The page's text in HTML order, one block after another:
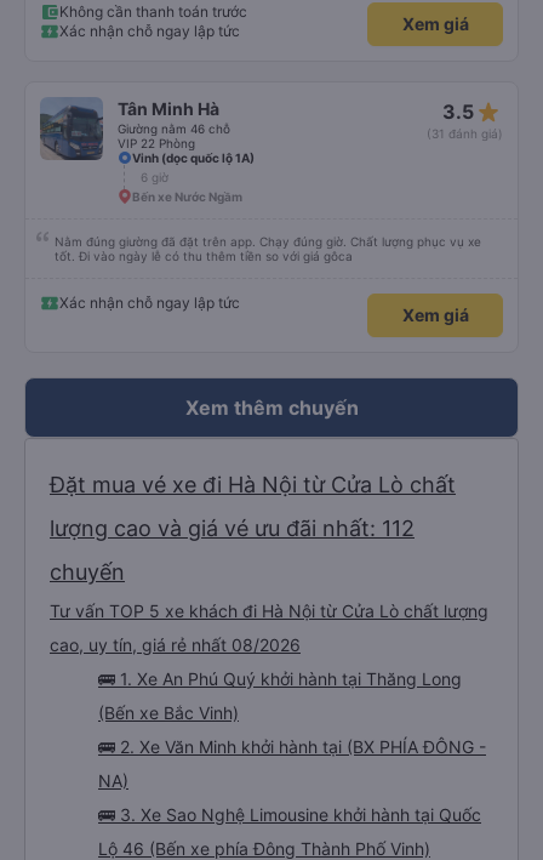
Không cần thanh toán trước
Xác nhận chỗ ngay lập tức
Xem giá
Tân Minh Hà
Giường nằm 46 chỗ
VIP 22 Phòng
3.5 star_rate
(31 đánh giá)
Vinh (dọc quốc lộ 1A)
6 giờ
Bến xe Nước Ngầm
Nằm đúng giường đã đặt trên app. Chạy đúng giờ. Chất lượng phục vụ xe
tốt. Đi vào ngày lễ có thu thêm tiền so với giá gôca
Xác nhận chỗ ngay lập tức
Xem giá
Xem thêm chuyến
Đặt mua vé xe đi Hà Nội từ Cửa Lò chất
lượng cao và giá vé ưu đãi nhất: 112
chuyến
Tư vấn TOP 5 xe khách đi Hà Nội từ Cửa Lò chất lượng
cao, uy tín, giá rẻ nhất 08/2026
🚌 1. Xe An Phú Quý khởi hành tại Thăng Long
(Bến xe Bắc Vinh)
🚌 2. Xe Văn Minh khởi hành tại (BX PHÍA ĐÔNG -
NA)
🚌 3. Xe Sao Nghệ Limousine khởi hành tại Quốc
Lộ 46 (Bến xe phía Đông Thành Phố Vinh)